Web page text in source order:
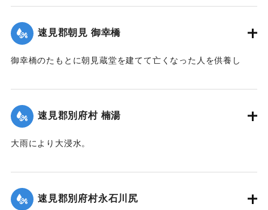
｜固有コード:00201011
速見郡朝見 御幸橋
御幸橋のたもとに朝見蔵堂を建てて亡くなった人を供養し
速見郡別府村 楠湯
大雨により大浸水。
｜固有コード:00201013
速見郡別府村永石川尻